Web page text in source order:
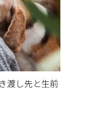
渡し先と生前